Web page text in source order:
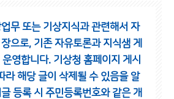
무 또는 기상지식과 관련해서 자
으로, 기존 자유토론과 지식샘 게
영합니다. 기상청 홈페이지 게시
라 해당 글이 삭제될 수 있음을 알
등록 시 주민등록번호와 같은 개